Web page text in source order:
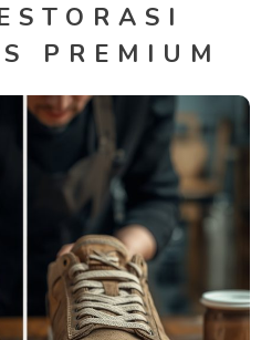
PREMIUM